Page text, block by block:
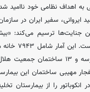
به اهداف نظامی خود ناامید
سفیر ایران در
۳۲ مرکز پزشکی و دارویی، ۶۵
مهیبی ساختمان این
انکوباتور را از